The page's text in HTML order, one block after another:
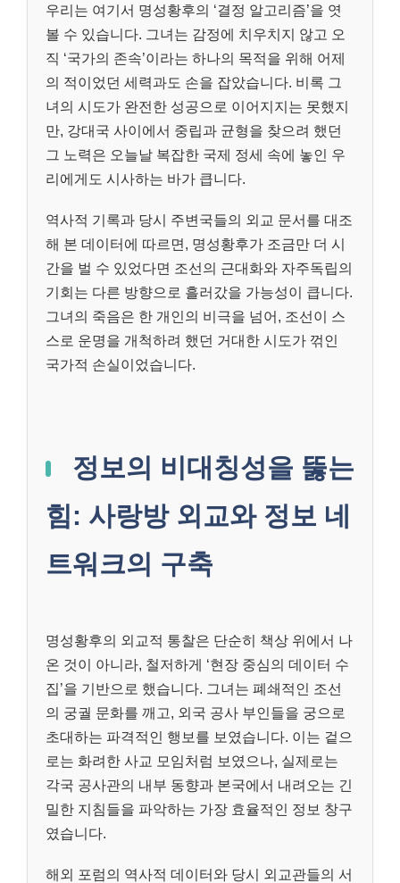
우리는 여기서 명성황후의 ‘결정 알고리즘’을 엿
볼 수 있습니다. 그녀는 감정에 치우치지 않고 오
직 ‘국가의 존속’이라는 하나의 목적을 위해 어제
의 적이었던 세력과도 손을 잡았습니다. 비록 그
녀의 시도가 완전한 성공으로 이어지지는 못했지
만, 강대국 사이에서 중립과 균형을 찾으려 했던
그 노력은 오늘날 복잡한 국제 정세 속에 놓인 우
리에게도 시사하는 바가 큽니다.
역사적 기록과 당시 주변국들의 외교 문서를 대조
해 본 데이터에 따르면, 명성황후가 조금만 더 시
간을 벌 수 있었다면 조선의 근대화와 자주독립의
기회는 다른 방향으로 흘러갔을 가능성이 큽니다.
그녀의 죽음은 한 개인의 비극을 넘어, 조선이 스
스로 운명을 개척하려 했던 거대한 시도가 꺾인
국가적 손실이었습니다.
정보의 비대칭성을 뚫는
힘: 사랑방 외교와 정보 네
트워크의 구축
명성황후의 외교적 통찰은 단순히 책상 위에서 나
온 것이 아니라, 철저하게 ‘현장 중심의 데이터 수
집’을 기반으로 했습니다. 그녀는 폐쇄적인 조선
의 궁궐 문화를 깨고, 외국 공사 부인들을 궁으로
초대하는 파격적인 행보를 보였습니다. 이는 겉으
로는 화려한 사교 모임처럼 보였으나, 실제로는
각국 공사관의 내부 동향과 본국에서 내려오는 긴
밀한 지침들을 파악하는 가장 효율적인 정보 창구
였습니다.
해외 포럼의 역사적 데이터와 당시 외교관들의 서